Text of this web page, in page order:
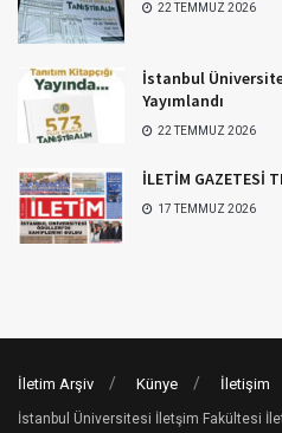
22 TEMMUZ 2026
İstanbul
Yayımlandı
22 TEMMUZ 2026
İLETİM GAZETESİ
17 TEMMUZ 2026
İletim Arşiv Künye İletişim
İstanbul Üniversitesi İletşim Fakültesi